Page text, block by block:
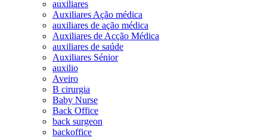
auxiliares
Auxiliares Ação médica
auxiliares de ação médica
Auxiliares de Acção Médica
auxiliares de saúde
Auxiliares Sénior
auxilio
Aveiro
B cirurgia
Baby Nurse
Back Office
back surgeon
backoffice